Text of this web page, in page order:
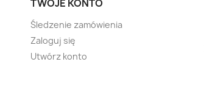
TWOJE KONTO
Śledzenie zamówienia
Zaloguj się
Utwórz konto